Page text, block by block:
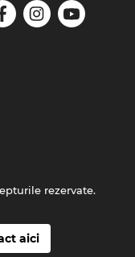
aici
rezervate.